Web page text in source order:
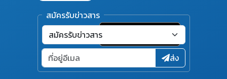
สมัครรับข่าวสาร
ส่ง